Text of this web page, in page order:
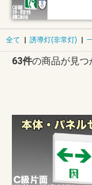
全て | 誘導灯(非常灯) |
63件の商品が見つ